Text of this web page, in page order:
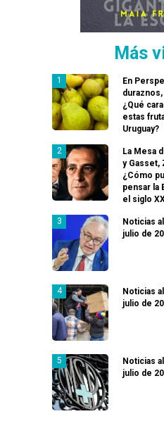
Más
En
¿Qué
estas
Uruguay?
La Mesa
y Gasset,
¿Cómo
pensar la
el siglo
Noticias
julio de
Noticias
julio de
Noticias
julio de